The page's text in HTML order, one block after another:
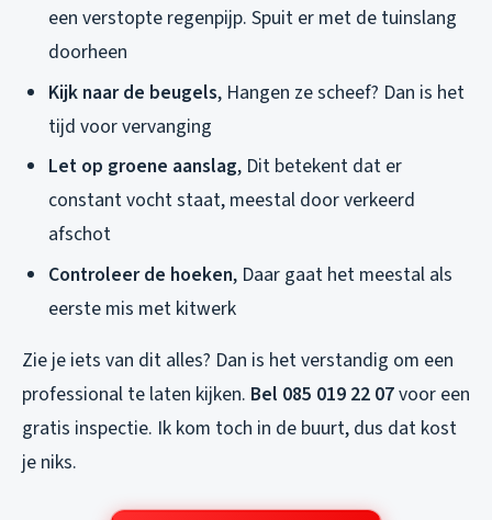
een verstopte regenpijp. Spuit er met de tuinslang
doorheen
Kijk naar de beugels, Hangen ze scheef? Dan is het
tijd voor vervanging
Let op groene aanslag, Dit betekent dat er
constant vocht staat, meestal door verkeerd
afschot
Controleer de hoeken, Daar gaat het meestal als
eerste mis met kitwerk
Zie je iets van dit alles? Dan is het verstandig om een
professional te laten kijken. Bel 085 019 22 07voor een
gratis inspectie. Ik kom toch in de buurt, dus dat kost
je niks.